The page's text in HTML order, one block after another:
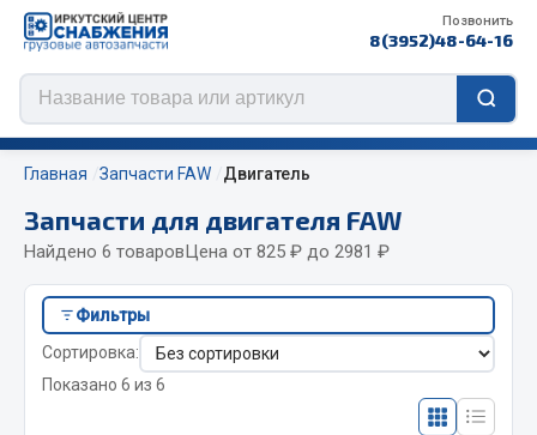
Позвонить
8(3952)48-64-16
Цепи противоскольжения
ЦЕПИ РОССИЯ
ЦЕПИ BOHU (Китай)
Изготовление цепей на колеса BOHU
Главная Запчасти FAW Двигатель
Запчасти для двигателя FAW
Найдено 6 товаровЦена от 825 ₽ до 2981 ₽
Фильтры
Сортировка:
Показано 6 из 6